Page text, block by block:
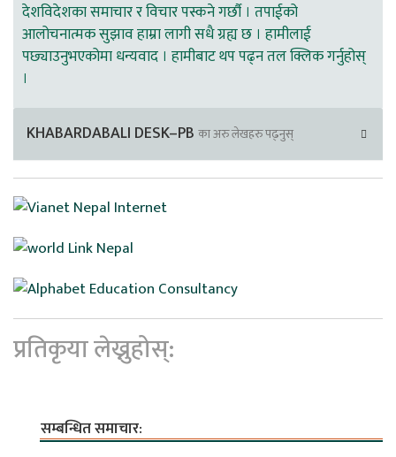
देशविदेशका समाचार र विचार पस्कने गर्छौ । तपाईको
आलोचनात्मक सुझाव हाम्रा लागी सधै ग्रह्य छ । हामीलाई
पछ्याउनुभएकोमा धन्यवाद । हामीबाट थप पढ्न तल क्लिक गर्नुहोस्
।
KHABARDABALI DESK–PB का अरु लेखहरु पढ्नुस्
प्रतिकृया लेख्नुहोस्:
सम्बन्धित समाचार: